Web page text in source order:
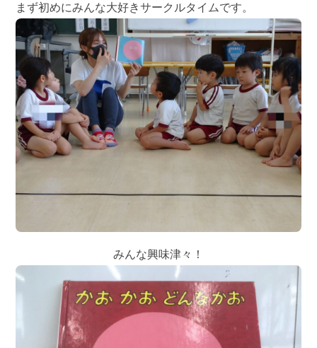
まず初めにみんな大好きサークルタイムです。
みんな興味津々！